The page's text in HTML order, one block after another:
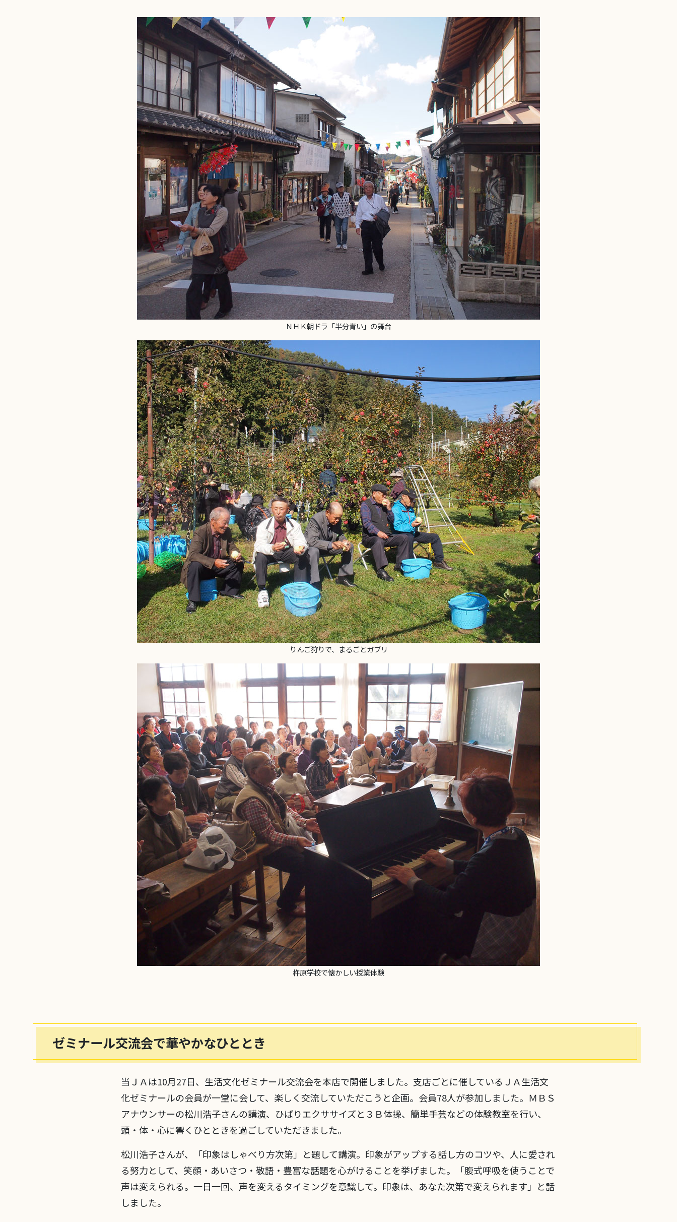
ＮＨＫ朝ドラ「半分青い」の舞台
りんご狩りで、まるごとガブリ
杵原学校で懐かしい授業体験
ゼミナール交流会で華やかなひととき
当ＪＡは10月27日、生活文化ゼミナール交流会を本店で開催しました。支店ごとに催しているＪＡ生活文
化ゼミナールの会員が一堂に会して、楽しく交流していただこうと企画。会員78人が参加しました。ＭＢＳ
アナウンサーの松川浩子さんの講演、ひばりエクササイズと３Ｂ体操、簡単手芸などの体験教室を行い、
頭・体・心に響くひとときを過ごしていただきました。
松川浩子さんが、「印象はしゃべり方次第」と題して講演。印象がアップする話し方のコツや、人に愛され
る努力として、笑顔・あいさつ・敬語・豊富な話題を心がけることを挙げました。「腹式呼吸を使うことで
声は変えられる。一日一回、声を変えるタイミングを意識して。印象は、あなた次第で変えられます」と話
しました。